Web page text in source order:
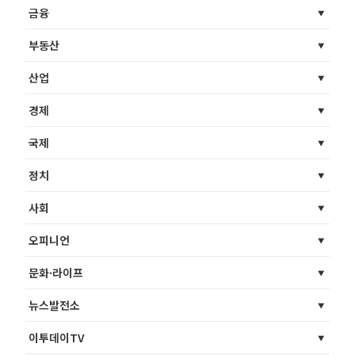
금융
부동산
산업
경제
국제
정치
사회
오피니언
문화·라이프
뉴스발전소
이투데이TV